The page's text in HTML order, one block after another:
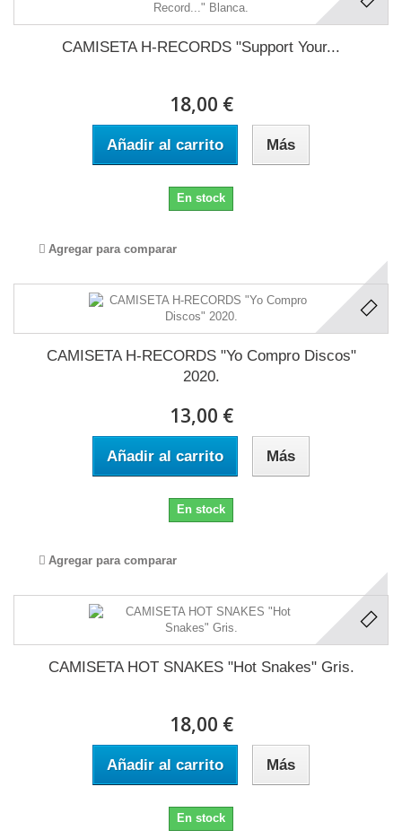
CAMISETA H-RECORDS "Support Your...
18,00 €
Añadir al carrito Más
En stock
Agregar para comparar
CAMISETA H-RECORDS "Yo Compro Discos"
2020.
13,00 €
Añadir al carrito Más
En stock
Agregar para comparar
CAMISETA HOT SNAKES "Hot Snakes" Gris.
18,00 €
Añadir al carrito Más
En stock